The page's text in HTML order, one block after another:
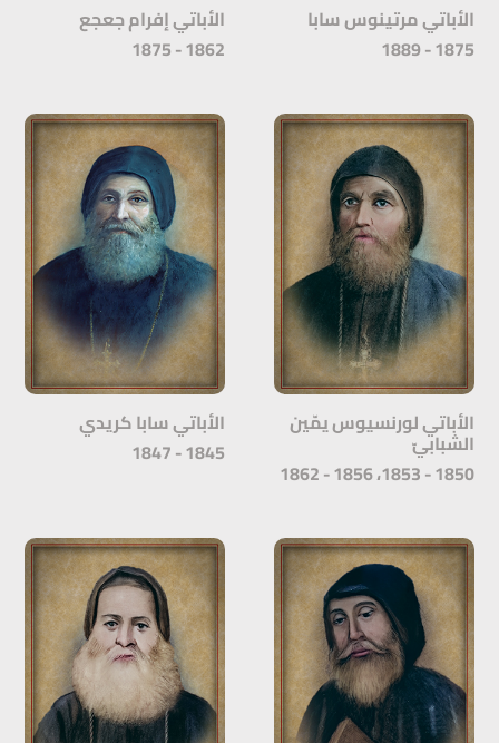
الأباتي مرتينوس سابا
1875 - 1889
الأباتي إفرام جعجع
1862 - 1875
الأباتي لورنسيوس يمّين
الشبابيّ
1850 - 1853، 1856 - 1862
الأباتي سابا كريدي
1845 - 1847